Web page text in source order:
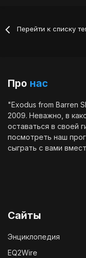
Перейти к списку
Про нас
"Exodus from Barren
2009. Неважно, в
оставаться в своей
посмотреть наш
сыграть с вами
Сайты
Энциклопедия
EQ2Wire